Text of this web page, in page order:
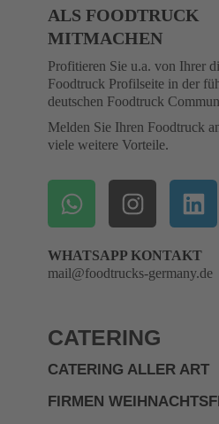
ALS FOODTRUCK
MITMACHEN
Profitieren Sie u.a. von Ihrer
Foodtruck Profilseite in der
deutschen Foodtruck
Melden Sie Ihren Foodtruck
viele weitere Vorteile.
WHATSAPP KONTAKT
mail@foodtrucks-germany.de
CATERING
CATERING ALLER ART
FIRMEN